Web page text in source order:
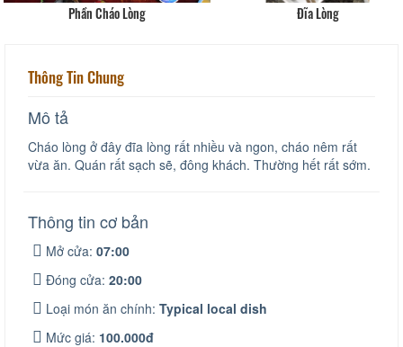
Phần Cháo Lòng Đĩa Lòng
Thông Tin Chung
Mô tả
Cháo lòng ở đây đĩa lòng rất nhiều và ngon, cháo nêm rất
vừa ăn. Quán rất sạch sẽ, đông khách. Thường hết rất sớm.
Thông tin cơ bản
Mở cửa: 07:00
Đóng cửa: 20:00
Loại món ăn chính: Typical local dish
Mức giá: 100.000đ